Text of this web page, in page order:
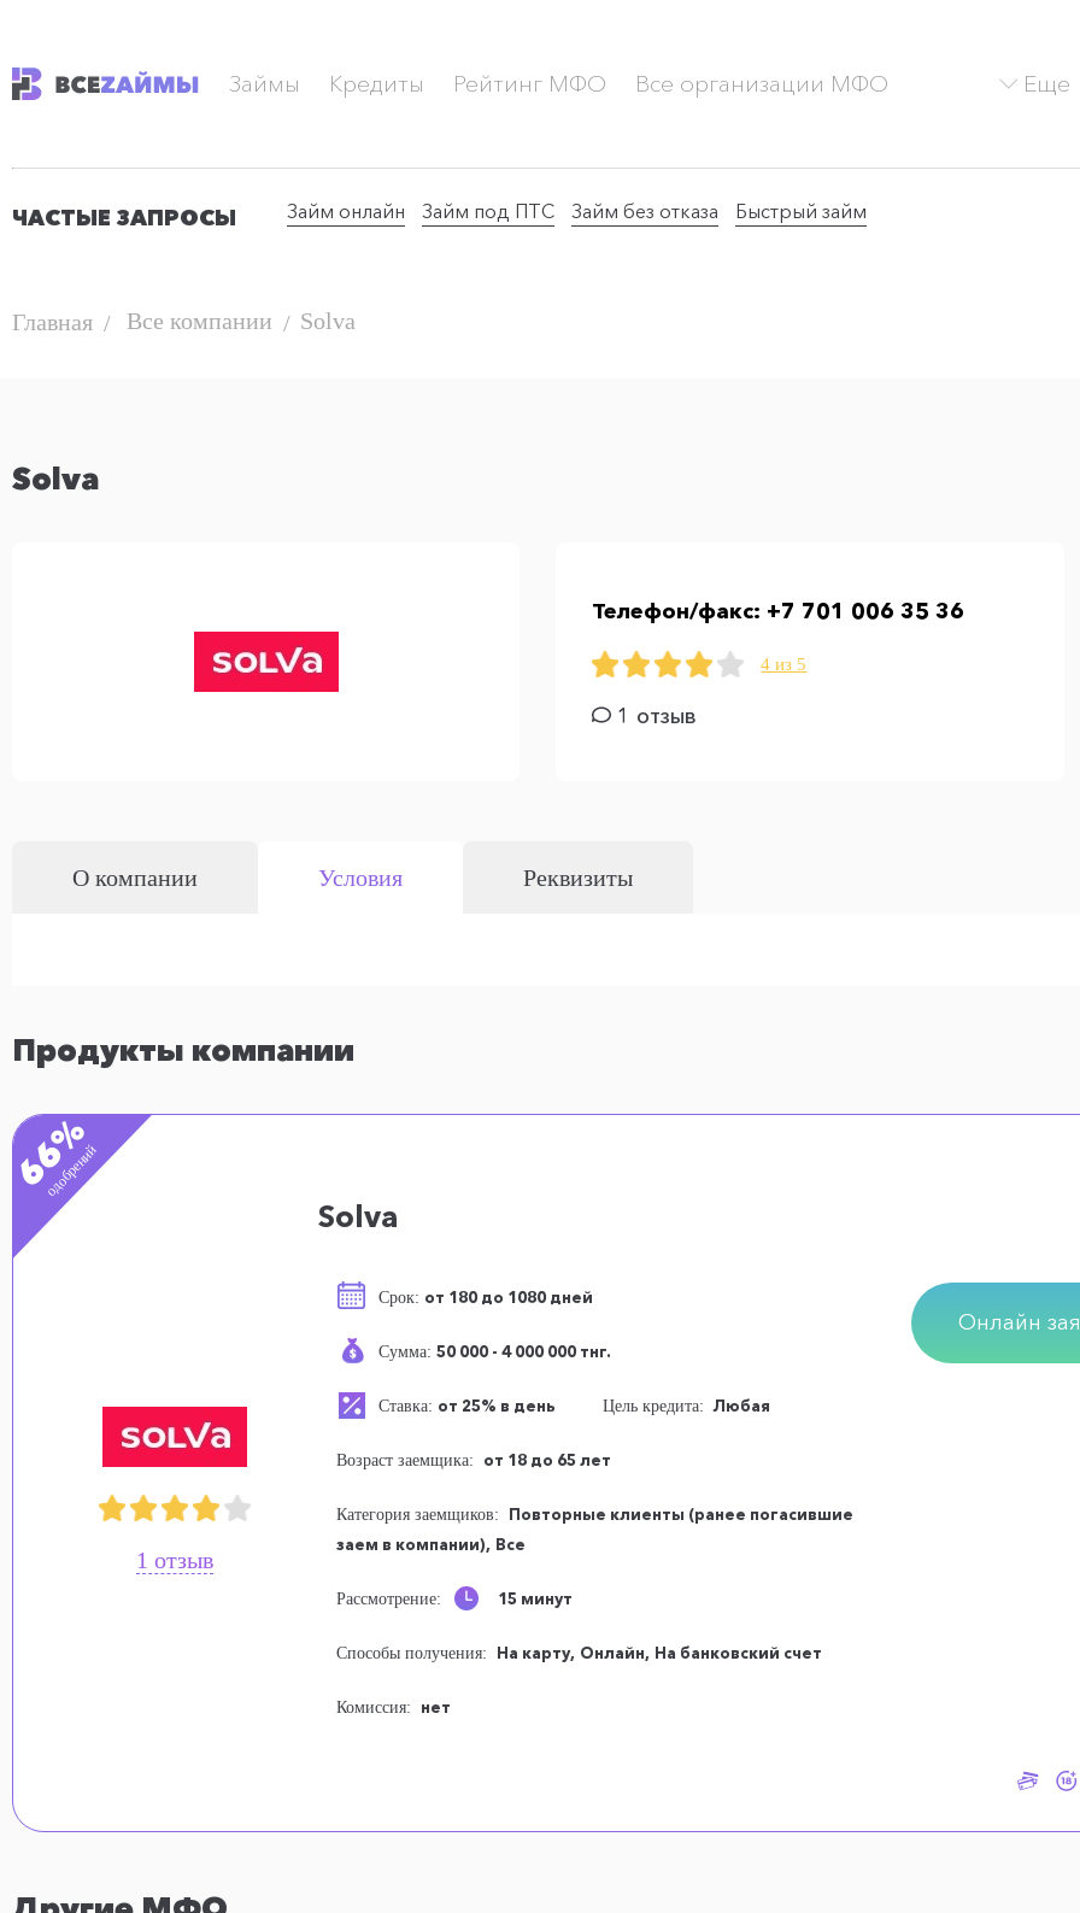
Займы Кредиты Рейтинг МФО Все организации МФО Еще
ЧАСТЫЕ ЗАПРОСЫ Займ онлайн Займ под ПТС Займ без отказа Быстрый займ
Главная Все компании Solva
Solva
Телефон/факс: +7 701 006 35 36
4 из 5
1 отзыв
О компании Условия Реквизиты
Продукты компании
66%
одобрений
1 отзыв
Solva
Срок: от 180 до 1080 дней
Сумма:50 000 - 4 000 000 тнг.
Ставка: от 25% в день Цель кредита:Любая
Возраст заемщика: от 18 до 65 лет
Категория заемщиков: Повторные клиенты (ранее погасившие
заем в компании), Все
Рассмотрение: 15 минут
Способы получения: На карту, Онлайн, На банковский счет
Комиссия: нет
Онлайн